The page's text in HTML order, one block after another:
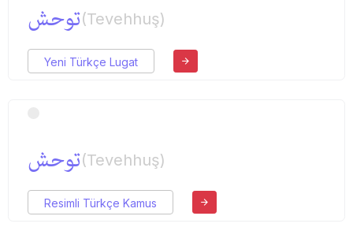
توحش(Tevehhuş)
Yeni Türkçe Lugat
توحش(Tevehhuş)
Resimli Türkçe Kamus